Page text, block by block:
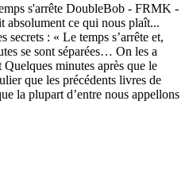
s'arrête DoubleBob - FRMK -
ce qui nous plaît...
: « Le temps s’arrête et,
se sont séparées… On les a
minutes après que le
que les précédents livres de
la plupart d’entre nous appellons